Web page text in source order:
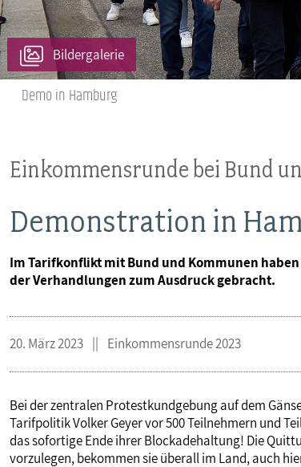
MITBESTIMMUNG
MITGLIEDSCHAFT & SERVICE
Bildergalerie
Demo in Hamburg
Einkommensrunde bei Bund
Demonstration in
Im Tarifkonflikt mit Bund und Kommunen
der Verhandlungen zum Ausdruck gebracht.
20. März 2023 Einkommensrunde 2023
Bei der zentralen Protestkundgebung auf dem
Tarifpolitik Volker Geyer vor 500 Teilnehmern und
das sofortige Ende ihrer Blockadehaltung! Die
vorzulegen, bekommen sie überall im Land, auch